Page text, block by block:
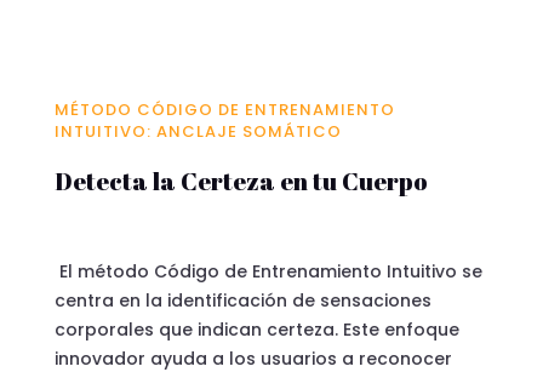
MÉTODO CÓDIGO DE ENTRENAMIENTO
INTUITIVO: ANCLAJE SOMÁTICO
Detecta la Certeza en tu Cuerpo
El método Código de Entrenamiento Intuitivo se
centra en la identificación de sensaciones
corporales que indican certeza. Este enfoque
innovador ayuda a los usuarios a reconocer